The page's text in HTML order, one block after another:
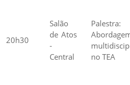
20h30
Salão
de Atos
-
Central
Palestra:
no TEA